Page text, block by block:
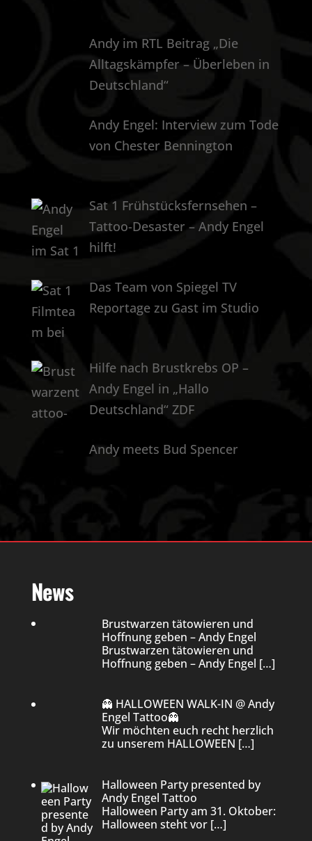
Andy im RTL Beitrag „Die
Alltagskämpfer – Überleben in
Deutschland“
Andy Engel: Interview zum Tode
von Chester Bennington
Sat 1 Frühstücksfernsehen –
Tattoo-Desaster – Andy Engel
hilft!
Das Team von Spiegel TV
Reportage zu Gast im Studio
Hilfe nach Brustkrebs OP –
Andy Engel in „Hallo
Deutschland“ ZDF
Andy meets Bud Spencer
News
Brustwarzen tätowieren und
Hoffnung geben – Andy Engel
Brustwarzen tätowieren und
Hoffnung geben – Andy Engel […]
👻 HALLOWEEN WALK-IN @ Andy
Engel Tattoo👻
Wir möchten euch recht herzlich
zu unserem HALLOWEEN […]
Halloween Party presented by
Andy Engel Tattoo
Halloween Party am 31. Oktober:
Halloween steht vor […]